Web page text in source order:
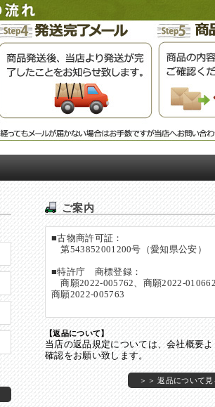
ご案内
■古物商許可証：
第543852001200号（愛知県公安）
■特許庁 商標登録：
商願2022-005762、商願2022-
商願2022-005763
【返品について】
当店の返品規定については、会社概要
確認をお願い致します。
＞＞ 返品について見